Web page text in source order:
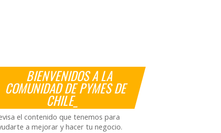
BIENVENIDOS A LA
COMUNIDAD DE PYMES DE
CHILE_
el contenido que tenemos para
a mejorar y hacer tu negocio.